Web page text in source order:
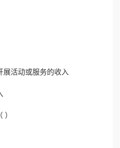
展活动或服务的收入